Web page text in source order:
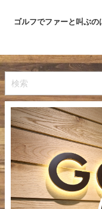
ゴルフでファーと叫ぶ